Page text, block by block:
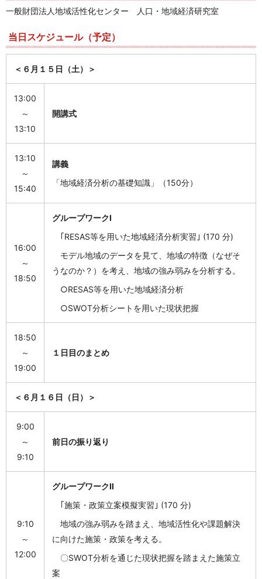
一般財団法人地域活性化センター 人口・地域経済研究室
当日スケジュール（予定）
＜６月１５日（土）＞
13:00
～
13:10
開講式
13:10
～
15:40
講義
「地域経済分析の基礎知識」（150分）
16:00
～
18:50
グループワークⅠ
｢RESAS等を用いた地域経済分析実習｣ (170 分)
モデル地域のデータを見て、地域の特徴（なぜそ
うなのか？）を考え、地域の強み弱みを分析する。
○RESAS等を用いた地域経済分析
○SWOT分析シートを用いた現状把握
18:50
～
19:00
１日目のまとめ
＜６月１６日（日）＞
9:00
～
9:10
前日の振り返り
9:10
～
12:00
グループワークⅡ
｢施策・政策立案模擬実習｣ (170 分)
地域の強み弱みを踏まえ、地域活性化や課題解決
に向けた施策・政策を考える。
〇SWOT分析を通じた現状把握を踏まえた施策立
案